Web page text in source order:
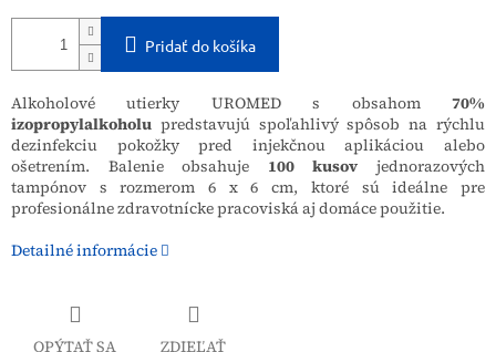
Pridať do košíka
Alkoholové utierky UROMED s obsahom 70%
izopropylalkoholu predstavujú spoľahlivý spôsob na rýchlu
dezinfekciu pokožky pred injekčnou aplikáciou alebo
ošetrením. Balenie obsahuje 100 kusov jednorazových
tampónov s rozmerom 6 x 6 cm, ktoré sú ideálne pre
profesionálne zdravotnícke pracoviská aj domáce použitie.
Detailné informácie
OPÝTAŤ SA ZDIEĽAŤ